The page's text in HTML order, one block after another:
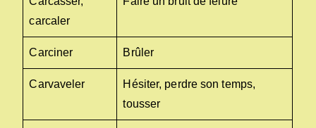
carcaler
Carciner Brûler
Carvaveler
Hésiter, perdre son temps,
tousser